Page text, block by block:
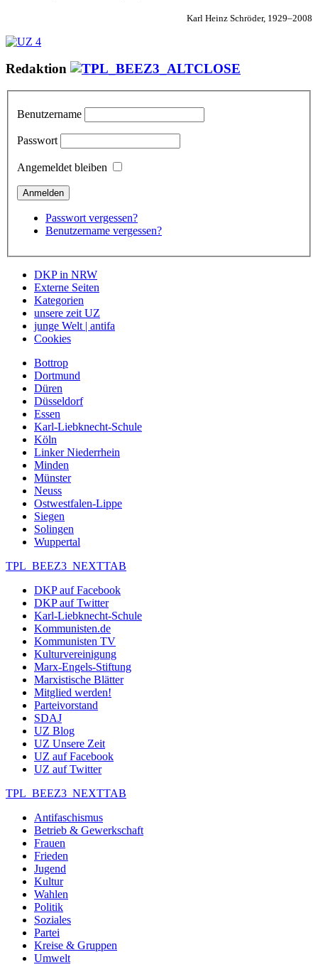
Karl Heinz Schröder, 1929–2008
Redaktion
Benutzername
Passwort
Angemeldet bleiben
Passwort vergessen?
Benutzername vergessen?
DKP in NRW
Externe Seiten
Kategorien
unsere zeit UZ
junge Welt | antifa
Cookies
Bottrop
Dortmund
Düren
Düsseldorf
Essen
Karl-Liebknecht-Schule
Köln
Linker Niederrhein
Minden
Münster
Neuss
Ostwestfalen-Lippe
Siegen
Solingen
Wuppertal
TPL_BEEZ3_NEXTTAB
DKP auf Facebook
DKP auf Twitter
Karl-Liebknecht-Schule
Kommunisten.de
Kommunisten TV
Kulturvereinigung
Marx-Engels-Stiftung
Marxistische Blätter
Mitglied werden!
Parteivorstand
SDAJ
UZ Blog
UZ Unsere Zeit
UZ auf Facebook
UZ auf Twitter
TPL_BEEZ3_NEXTTAB
Antifaschismus
Betrieb & Gewerkschaft
Frauen
Frieden
Jugend
Kultur
Wahlen
Politik
Soziales
Partei
Kreise & Gruppen
Umwelt